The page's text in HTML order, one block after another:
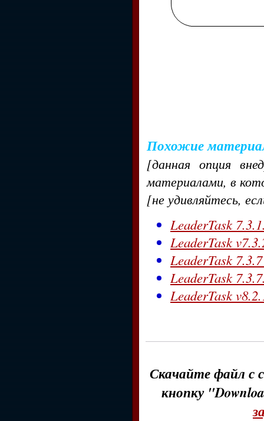
Похожие
[данная опция
материалами, в
[не удивляйтесь,
LeaderTask
LeaderTask
LeaderTask
LeaderTask
LeaderTask
Скачайте файл с
кнопку